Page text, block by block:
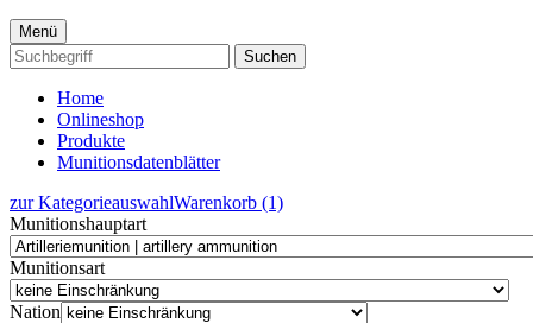
Menü
Suchen
Home
Onlineshop
Produkte
Munitionsdatenblätter
zur KategorieauswahlWarenkorb (1)
Munitionshauptart
Munitionsart
Nation